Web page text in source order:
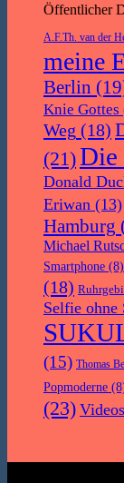
Öffentlicher
A.F.Th. van der
meine
Berlin
Knie Gottes
Weg (18)
(21)Die
Donald
Eriwan (13)
Hamburg
Michael
Smartphone (8)
(18)
Selfie ohne
(15) Thomas
Popmoderne
(23) Videos